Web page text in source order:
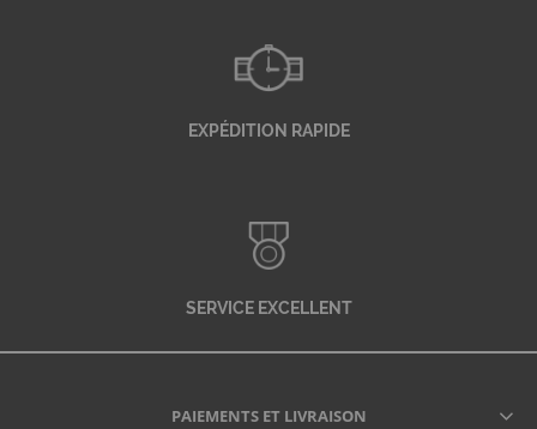
EXPÉDITION RAPIDE
SERVICE EXCELLENT
PAIEMENTS ET LIVRAISON